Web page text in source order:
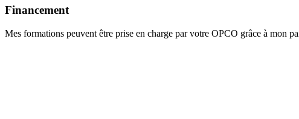
Financement
Mes formations peuvent être prise en charge par votre OPCO grâce à mon